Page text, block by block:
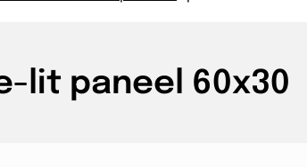
lit paneel 60x30